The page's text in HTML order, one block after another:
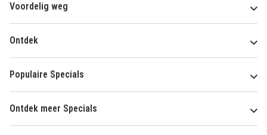
Voordelig weg
Ontdek
Populaire Specials
Ontdek meer Specials